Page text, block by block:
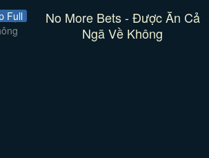
Full
No More Bets - Được Ăn Cả
Ngã Về Không